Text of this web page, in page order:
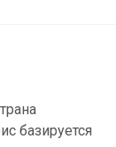
базируется